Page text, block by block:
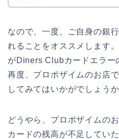
なので、一度、ご自身の銀
れることをオススメします
がDiners Clubカードエラー
再度、プロポザイムのお店
してみてはいかがでしょうか
どうやら、プロポザイムの
カードの残高が不足してい